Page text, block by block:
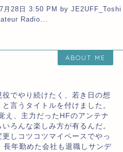
28日 3:50 PM by JE2UFF_Toshi
Radio...
ABOUT ME
でやり続けたく、若き日の想
言うタイトルを付けました。
え、主力だったHFのアンテナ
ろんな楽しみ方が有るんだ。
しコツコツマイペースでやっ
年勤めた会社も退職しサンデ